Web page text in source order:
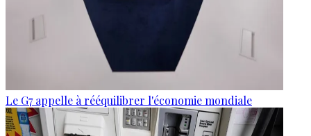
Le G7 appelle à rééquilibrer l'économie mondiale